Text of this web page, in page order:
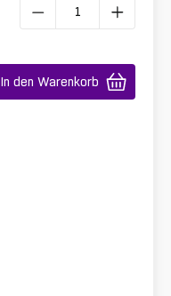
In den Warenkorb